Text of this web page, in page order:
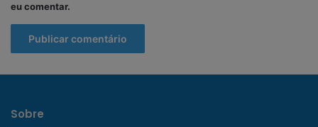
eu comentar.
Sobre